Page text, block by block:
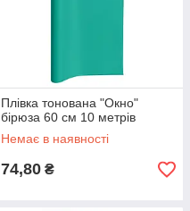
Плівка тонована "Окно"
бірюза 60 см 10 метрів
Немає в наявності
74,80 ₴